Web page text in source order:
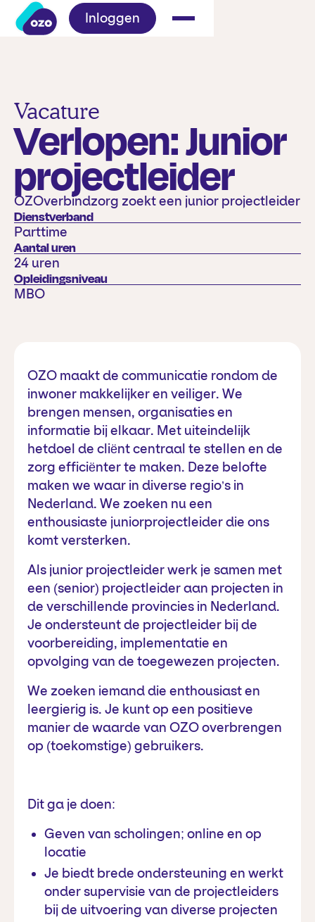
Inloggen
Vacature
Verlopen: Junior
projectleider
OZOverbindzorg zoekt een junior projectleider
Dienstverband
Parttime
Aantal uren
24 uren
Opleidingsniveau
MBO
Vacature
omschrijving
OZO maakt de communicatie rondom de
inwoner makkelijker en veiliger. We
brengen mensen, organisaties en
informatie bij elkaar. Met uiteindelijk
hetdoel de cliënt centraal te stellen en de
zorg efficiënter te maken. Deze belofte
maken we waar in diverse regio’s in
Nederland. We zoeken nu een
enthousiaste juniorprojectleider die ons
komt versterken.
Als junior projectleider werk je samen met
een (senior) projectleider aan projecten in
de verschillende provincies in Nederland.
Je ondersteunt de projectleider bij de
voorbereiding, implementatie en
opvolging van de toegewezen projecten.
We zoeken iemand die enthousiast en
leergierig is. Je kunt op een positieve
manier de waarde van OZO overbrengen
op (toekomstige) gebruikers.
Dit ga je doen:
Geven van scholingen; online en op
locatie
Je biedt brede ondersteuning en werkt
onder supervisie van de projectleiders
bij de uitvoering van diverse projecten